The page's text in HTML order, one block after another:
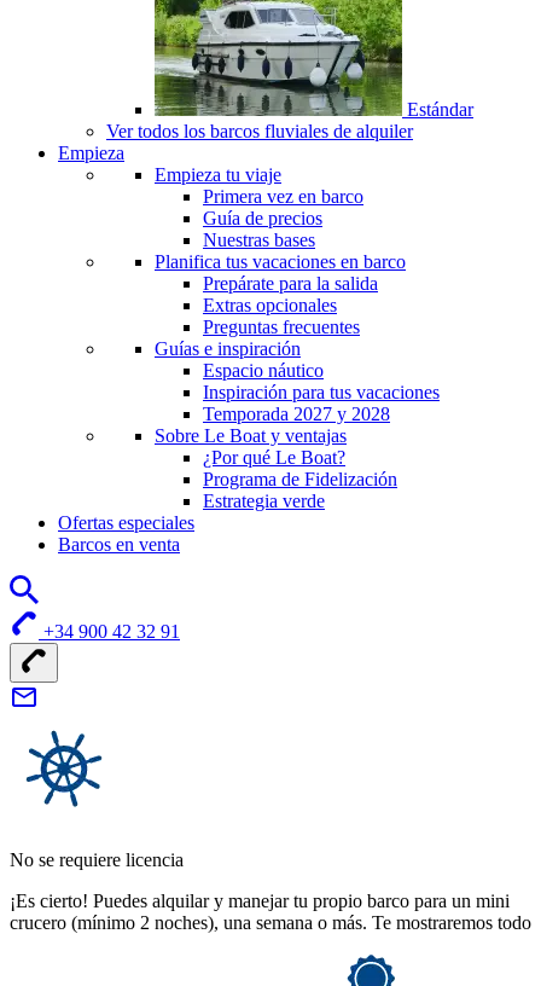
Estándar
Ver todos los barcos fluviales de alquiler
Empieza
Empieza tu viaje
Primera vez en barco
Guía de precios
Nuestras bases
Planifica tus vacaciones en barco
Prepárate para la salida
Extras opcionales
Preguntas frecuentes
Guías e inspiración
Espacio náutico
Inspiración para tus vacaciones
Temporada 2027 y 2028
Sobre Le Boat y ventajas
¿Por qué Le Boat?
Programa de Fidelización
Estrategia verde
Ofertas especiales
Barcos en venta
+34 900 42 32 91
No se requiere licencia
¡Es cierto! Puedes alquilar y manejar tu propio barco para un mini
crucero (mínimo 2 noches), una semana o más. Te mostraremos todo